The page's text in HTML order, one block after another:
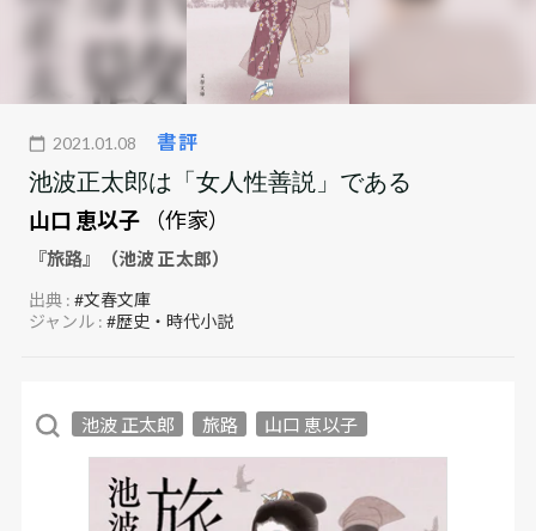
2021.01.08 書評
池波正太郎は「女人性善説」である
山口 恵以子
（作家）
『旅路』（池波 正太郎）
出典 :#文春文庫
ジャンル :#歴史・時代小説
池波 正太郎 旅路 山口 恵以子